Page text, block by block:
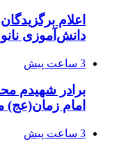
اعلام
دانش‌آموزی نانو
3 ساعت پیش
برادر شهیدم
امام
3 ساعت پیش